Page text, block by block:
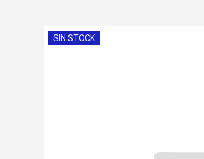
SIN STOCK